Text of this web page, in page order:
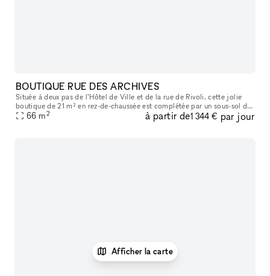
BOUTIQUE RUE DES ARCHIVES
Située à deux pas de l’Hôtel de Ville et de la rue de Rivoli, cette jolie
boutique de 21 m² en rez-de-chaussée est complétée par un sous-sol de
45 m² exploitable commercialement. Sa configuration es
66 m2 à partir de1 344 € par jour
Afficher la carte